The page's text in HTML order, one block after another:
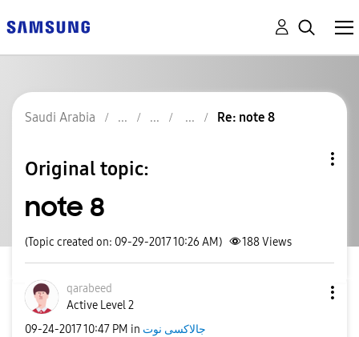
Saudi Arabia Re: note 8
Original topic:
note 8
(Topic created on: 09-29-2017 10:26 AM) 188Views
qarabeed
Active Level 2
‎09-24-201710:47 PM in جالاكسى نوت